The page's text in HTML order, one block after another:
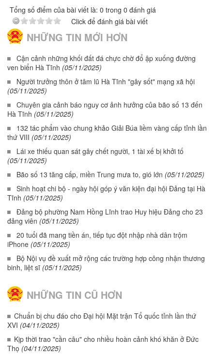
Tổng số điểm của bài viết là: 0 trong 0 đánh giá
Click để đánh giá bài viết
NHỮNG TIN MỚI HƠN
Cận cảnh những khối đất đá chực chờ đổ ập xuống đường
ven biển Hà Tĩnh (05/11/2025)
Người trưởng thôn ở tâm lũ Hà Tĩnh "gây sốt" mạng xã hội
(05/11/2025)
Chuyên gia cảnh báo nguy cơ ảnh hưởng của bão số 13 đến
Hà Tĩnh (05/11/2025)
132 tác phẩm vào chung khảo Giải Búa liềm vàng cấp tỉnh lần
thứ VIII (05/11/2025)
Lái xe thiếu quan sát gây chết người, 1 tài xế bị khởi tố
(05/11/2025)
Bão số 13 tăng cấp, miền Trung mưa to, gió lớn (05/11/2025)
Sinh hoạt chi bộ - ngày hội góp ý văn kiện đại hội Đảng tại Hà
Tĩnh (05/11/2025)
Đảng bộ phường Nam Hồng Lĩnh trao Huy hiệu Đảng cho 23
đảng viên (05/11/2025)
20 tuổi đã mang tiền án, tiếp tục đột nhập nhà dân trộm
iPhone (05/11/2025)
Bộ Nội vụ đề xuất mở rộng các trường hợp công nhận thương
binh, liệt sĩ (05/11/2025)
NHỮNG TIN CŨ HƠN
Chuẩn bị chu đáo cho Đại hội Mặt trận Tổ quốc tỉnh lần thứ
XVI (04/11/2025)
Kịp thời trao "cần câu" cho nhiều hoàn cảnh khó khăn ở Đức
Thọ (04/11/2025)